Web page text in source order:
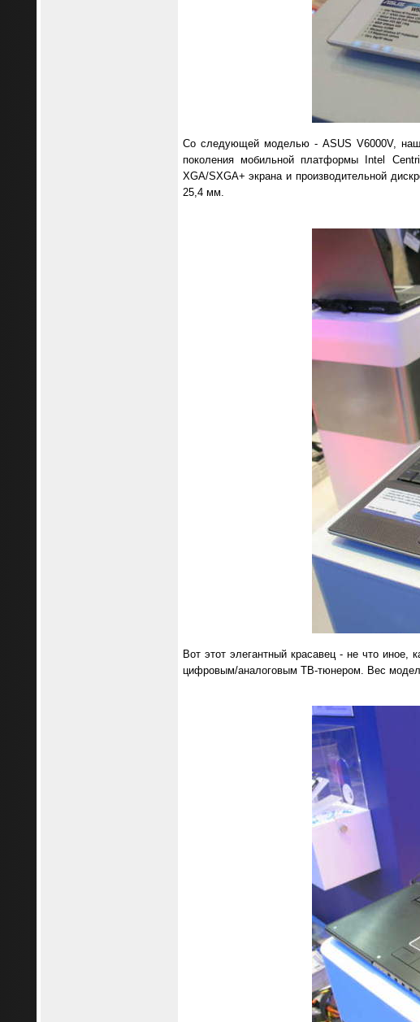
Со следующей моделью - ASUS V6000V,
поколения мобильной платформы Intel
XGA/SXGA+ экрана и производительной
25,4 мм.
Вот этот элегантный красавец - не что
цифровым/аналоговым ТВ-тюнером. Вес